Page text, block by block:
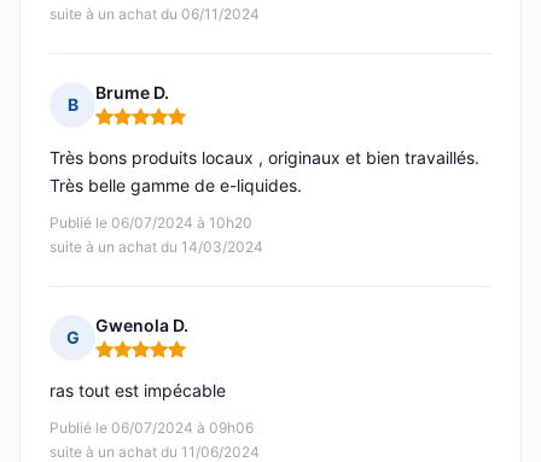
suite à un achat du 06/11/2024
B
Brume D.
Note : 5 sur 5
Publié le 06/07/2024 à 10h20
suite à un achat du 14/03/2024
Très bons produits locaux , originaux et bien travaillés.
Très belle gamme de e-liquides.
G
Gwenola D.
Note : 5 sur 5
Publié le 06/07/2024 à 09h06
suite à un achat du 11/06/2024
ras tout est impécable